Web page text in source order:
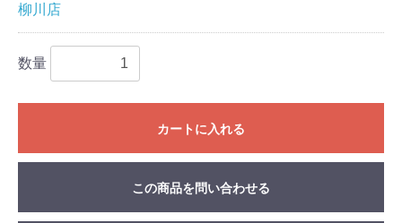
柳川店
数量
カートに入れる
この商品を問い合わせる